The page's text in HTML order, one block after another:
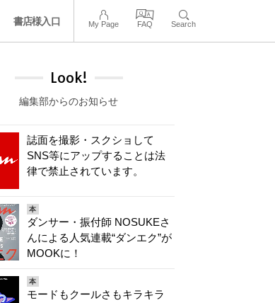
書店様入口 My Page FAQ Search
Look!
編集部からのお知らせ
誌面を撮影・スクショして
SNS等にアップすることは法
律で禁止されています。
本
ダンサー・振付師 NOSUKEさ
んによる人気連載“ダンエク”が
MOOKに！
本
モードもクールさもキラキラ